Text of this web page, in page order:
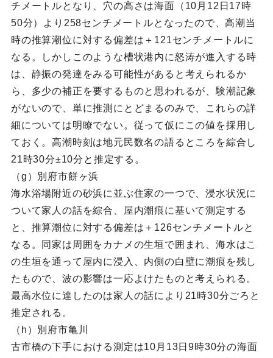
チメートルとなり、穴の高さは海面（10月12日17時
50分）より258センチメートルとなったので、高潮当
時の推算潮位に対する偏差は＋121センチメートルに
なる。しかしこのような槽状港内に怒涛が進入する時
は、静振の発達をみる可能性があると考えられるか
ら、多少の補正を要するものと思われるが、験潮記象
がないので、単に推測にとどまるのみで、これらの詳
細については明瞭でない。従って仮にこの値を採用し
ておく。高潮時刻は地元民数名の語るところを綜合し
21時30分±10分と推定する。
（g）別府市餅ヶ浜
海水浴場附近の砂浜に並ぶ住家の一つで、浸水状況に
ついて家人の話を綜合、屋内潮痕に基いて測定する
と、推算潮位に対する偏差は＋126センチメートルと
なる。同家は周囲をカナメの生垣で囲まれ、海水はこ
の生垣を通って屋内に浸入、内側の白壁に潮痕を残し
たもので、波の影響は一応よけたものと考えられる。
最高水位に達したのは家人の話により21時30分ごろと
推定される。
（h）別府市亀川
古市橋の下手における測定は10月13日9時30分の海面